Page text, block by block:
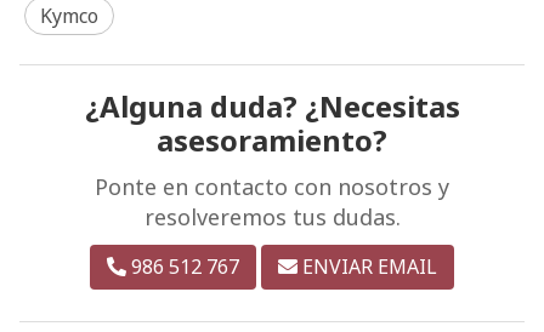
Kymco
¿Alguna duda? ¿Necesitas
asesoramiento?
Ponte en contacto con nosotros y
resolveremos tus dudas.
986 512 767 ENVIAR EMAIL